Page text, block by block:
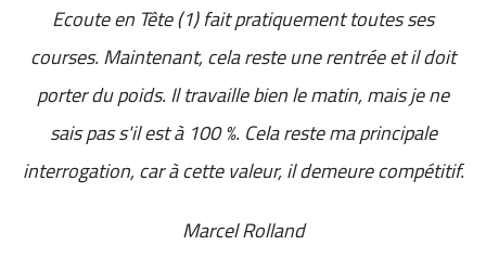
Ecoute en Tête (1) fait pratiquement toutes ses
courses. Maintenant, cela reste une rentrée et il doit
porter du poids. Il travaille bien le matin, mais je ne
sais pas s'il est à 100 %. Cela reste ma principale
interrogation, car à cette valeur, il demeure compétitif.
Marcel Rolland